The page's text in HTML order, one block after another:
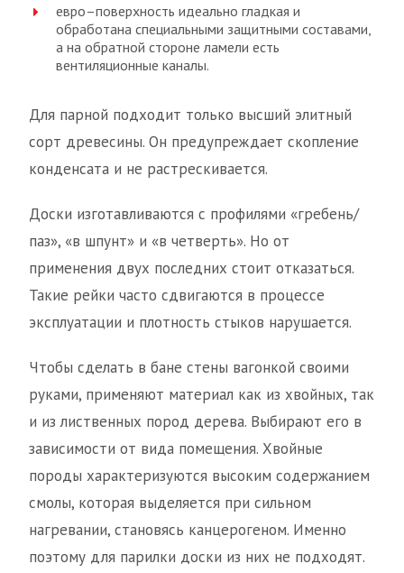
евро–поверхность идеально гладкая и
обработана специальными защитными составами,
а на обратной стороне ламели есть
вентиляционные каналы.
Для парной подходит только высший элитный
сорт древесины. Он предупреждает скопление
конденсата и не растрескивается.
Доски изготавливаются с профилями «гребень/
паз», «в шпунт» и «в четверть». Но от
применения двух последних стоит отказаться.
Такие рейки часто сдвигаются в процессе
эксплуатации и плотность стыков нарушается.
Чтобы сделать в бане стены вагонкой своими
руками, применяют материал как из хвойных, так
и из лиственных пород дерева. Выбирают его в
зависимости от вида помещения. Хвойные
породы характеризуются высоким содержанием
смолы, которая выделяется при сильном
нагревании, становясь канцерогеном. Именно
поэтому для парилки доски из них не подходят.